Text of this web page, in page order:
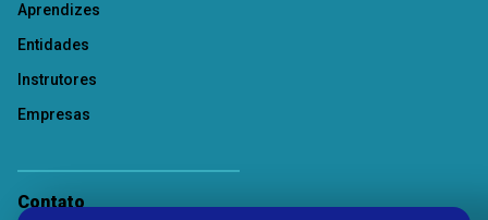
Aprendizes
Entidades
Instrutores
Empresas
Contato